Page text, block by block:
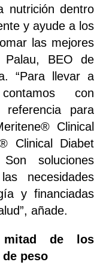
nutrición dentro
y ayude a los
las mejores
Palau, BEO de
“Para llevar a
con
para
Clinical
Clinical Diabet
soluciones
necesidades
y financiadas
añade.
de los
peso